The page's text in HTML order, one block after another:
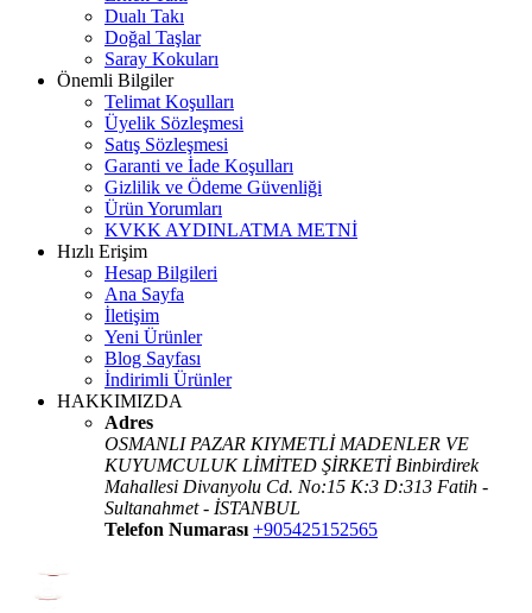
Dualı Takı
Doğal Taşlar
Saray Kokuları
Önemli Bilgiler
Telimat Koşulları
Üyelik Sözleşmesi
Satış Sözleşmesi
Garanti ve İade Koşulları
Gizlilik ve Ödeme Güvenliği
Ürün Yorumları
KVKK AYDINLATMA METNİ
Hızlı Erişim
Hesap Bilgileri
Ana Sayfa
İletişim
Yeni Ürünler
Blog Sayfası
İndirimli Ürünler
HAKKIMIZDA
Adres
OSMANLI PAZAR KIYMETLİ MADENLER VE
KUYUMCULUK LİMİTED ŞİRKETİ Binbirdirek
Mahallesi Divanyolu Cd. No:15 K:3 D:313 Fatih -
Sultanahmet - İSTANBUL
Telefon Numarası +905425152565